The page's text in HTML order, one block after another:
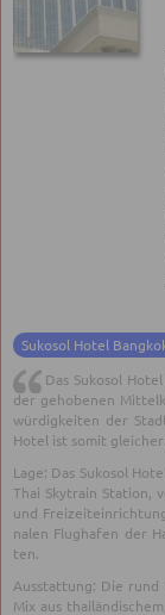
Sukosol Hotel
Das Su­ko­sol
der ge­ho­be­nen
wür­dig­kei­ten der
Hotel ist somit
Lage: Das Su­ko­sol
Thai Sky­train Sta­ti­on,
und
na­len Flug­ha­fen der
ten.
Aus­stat­tung: Die
Mix aus